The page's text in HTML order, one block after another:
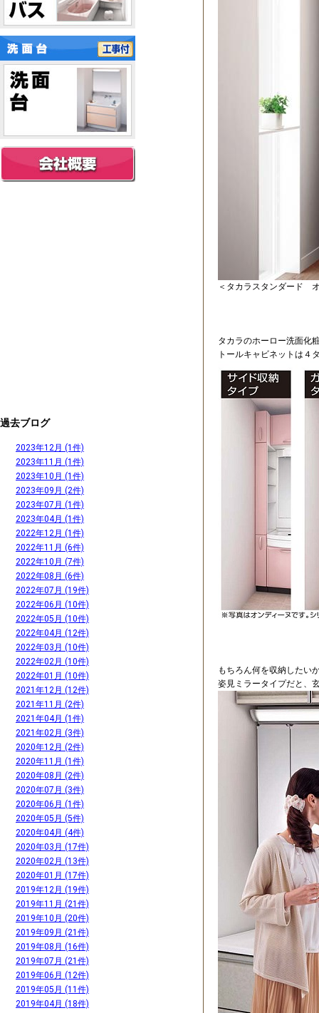
＜タカラスタンダード
タカラのホーロー洗面化
トールキャビネットは４
もちろん何を収納したい
姿見ミラータイプだと、
過去ブログ
2023年12月 (1件)
2023年11月 (1件)
2023年10月 (1件)
2023年09月 (2件)
2023年07月 (1件)
2023年04月 (1件)
2022年12月 (1件)
2022年11月 (6件)
2022年10月 (7件)
2022年08月 (6件)
2022年07月 (19件)
2022年06月 (10件)
2022年05月 (10件)
2022年04月 (12件)
2022年03月 (10件)
2022年02月 (10件)
2022年01月 (10件)
2021年12月 (12件)
2021年11月 (2件)
2021年04月 (1件)
2021年02月 (3件)
2020年12月 (2件)
2020年11月 (1件)
2020年08月 (2件)
2020年07月 (3件)
2020年06月 (1件)
2020年05月 (5件)
2020年04月 (4件)
2020年03月 (17件)
2020年02月 (13件)
2020年01月 (17件)
2019年12月 (19件)
2019年11月 (21件)
2019年10月 (20件)
2019年09月 (21件)
2019年08月 (16件)
2019年07月 (21件)
2019年06月 (12件)
2019年05月 (11件)
2019年04月 (18件)